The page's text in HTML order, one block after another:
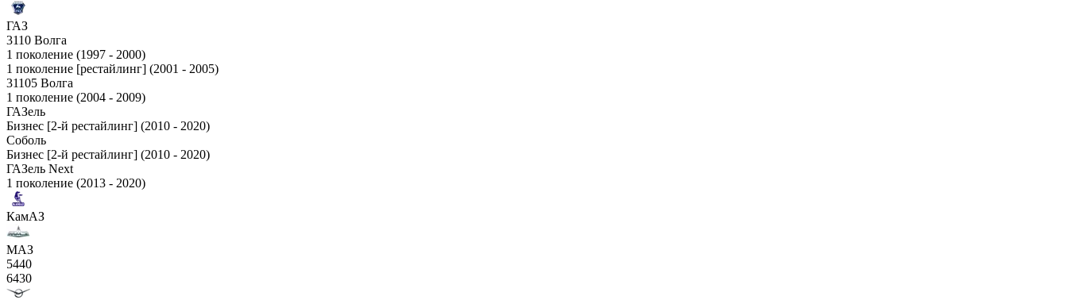
ГАЗ
3110 Волга
1 поколение (1997 - 2000)
1 поколение [рестайлинг] (2001 - 2005)
31105 Волга
1 поколение (2004 - 2009)
ГАЗель
Бизнес [2-й рестайлинг] (2010 - 2020)
Соболь
Бизнес [2-й рестайлинг] (2010 - 2020)
ГАЗель Next
1 поколение (2013 - 2020)
КамАЗ
МАЗ
5440
6430